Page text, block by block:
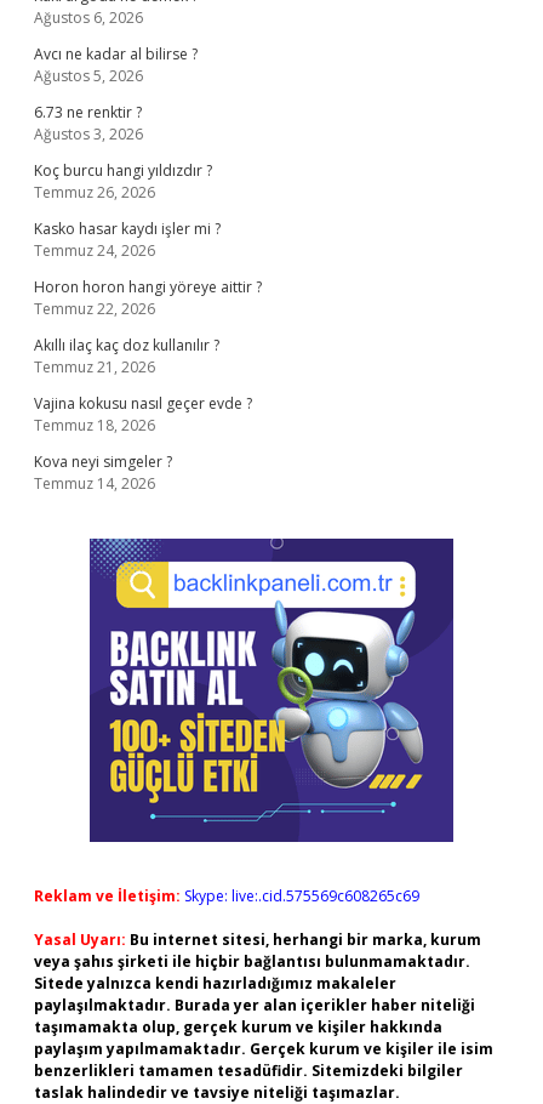
Ağustos 6, 2026
Avcı ne kadar al bilirse ?
Ağustos 5, 2026
6.73 ne renktir ?
Ağustos 3, 2026
Koç burcu hangi yıldızdır ?
Temmuz 26, 2026
Kasko hasar kaydı işler mi ?
Temmuz 24, 2026
Horon horon hangi yöreye aittir ?
Temmuz 22, 2026
Akıllı ilaç kaç doz kullanılır ?
Temmuz 21, 2026
Vajina kokusu nasıl geçer evde ?
Temmuz 18, 2026
Kova neyi simgeler ?
Temmuz 14, 2026
Reklam ve İletişim: Skype: live:.cid.575569c608265c69
Yasal Uyarı: Bu internet sitesi, herhangi bir marka, kurum
veya şahıs şirketi ile hiçbir bağlantısı bulunmamaktadır.
Sitede yalnızca kendi hazırladığımız makaleler
paylaşılmaktadır. Burada yer alan içerikler haber niteliği
taşımamakta olup, gerçek kurum ve kişiler hakkında
paylaşım yapılmamaktadır. Gerçek kurum ve kişiler ile isim
benzerlikleri tamamen tesadüfidir. Sitemizdeki bilgiler
taslak halindedir ve tavsiye niteliği taşımazlar.